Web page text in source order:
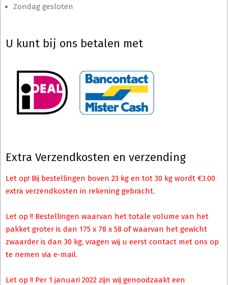
Zondag gesloten
U kunt bij ons betalen met
Extra Verzendkosten en verzending
Let op! Bij bestellingen boven 23 kg en tot 30 kg wordt €3.00
extra verzendkosten in rekening gebracht.
Let op !! Bestellingen waarvan het totale volume van het
pakket groter is dan 175 x 78 x 58 of waarvan het gewicht
zwaarder is dan 30 kg, vragen wij u eerst contact met ons op
te nemen via e-mail.
Let op !! Per 1 januari 2022 zijn wij genoodzaakt een